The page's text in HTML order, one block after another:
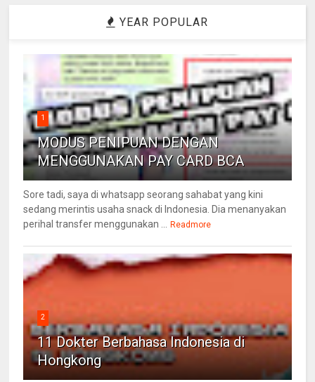
YEAR POPULAR
1
MODUS PENIPUAN DENGAN
MENGGUNAKAN PAY CARD BCA
Sore tadi, saya di whatsapp seorang sahabat yang kini
sedang merintis usaha snack di Indonesia. Dia menanyakan
perihal transfer menggunakan ... Readmore
2
11 Dokter Berbahasa Indonesia di
Hongkong